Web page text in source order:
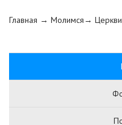
Главная → Молимся→